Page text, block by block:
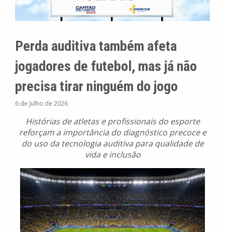
Perda auditiva também afeta
jogadores de futebol, mas já não
precisa tirar ninguém do jogo
6 de Julho de 2026
Histórias de atletas e profissionais do esporte
reforçam a importância do diagnóstico precoce e
do uso da tecnologia auditiva para qualidade de
vida e inclusão